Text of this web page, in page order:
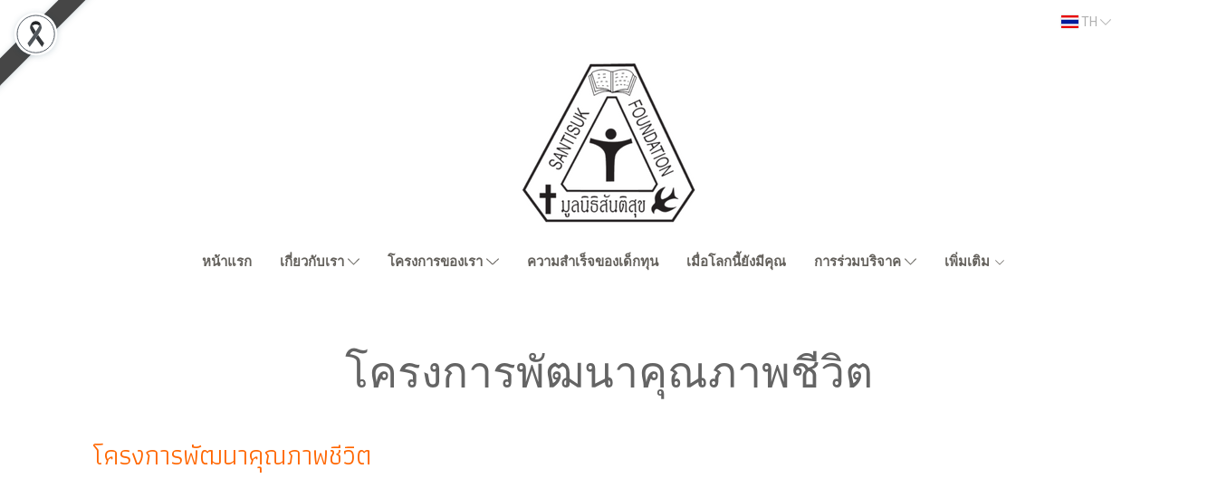
TH
หน้าแรก เกี่ยวกับเรา โครงการของเรา ความสำเร็จของเด็กทุน เมื่อโลกนี้ยังมีคุณ การร่วมบริจาค เพิ่มเติม
โครงการพัฒนาคุณภาพชีวิต
โครงการพัฒนาคุณภาพชีวิต